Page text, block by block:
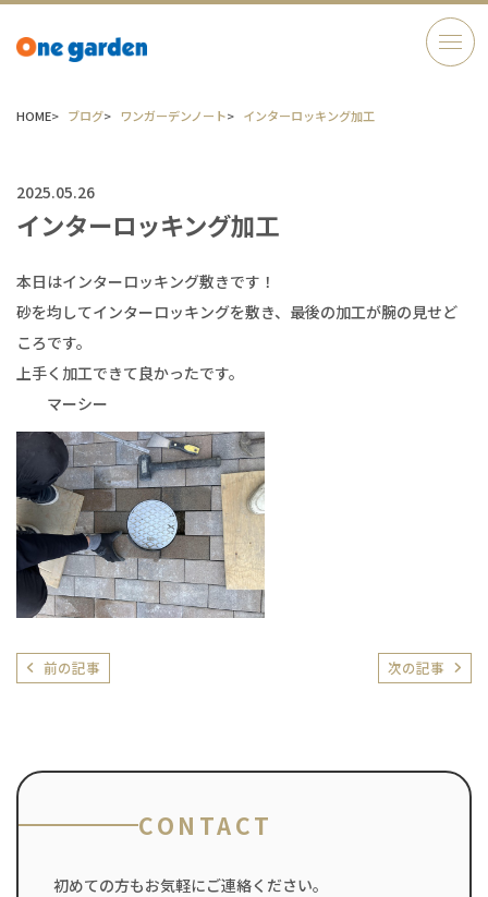
HOME ブログ ワンガーデンノート インターロッキング加工
2025.05.26
インターロッキング加工
本日はインターロッキング敷きです！
砂を均してインターロッキングを敷き、最後の加工が腕の見せど
ころです。
上手く加工できて良かったです。
マーシー
前の記事 次の記事
CONTACT
初めての方もお気軽にご連絡ください。